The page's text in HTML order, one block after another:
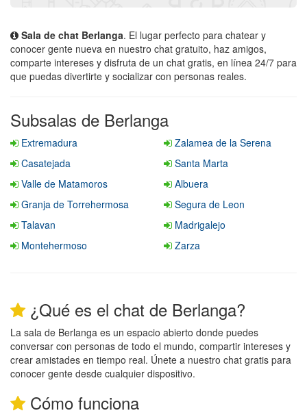
Sala de chat Berlanga. El lugar perfecto para chatear y
conocer gente nueva en nuestro chat gratuito, haz amigos,
comparte intereses y disfruta de un chat gratis, en línea 24/7 para
que puedas divertirte y socializar con personas reales.
Subsalas de Berlanga
Extremadura
Zalamea de la Serena
Casatejada
Santa Marta
Valle de Matamoros
Albuera
Granja de Torrehermosa
Segura de Leon
Talavan
Madrigalejo
Montehermoso
Zarza
¿Qué es el chat de Berlanga?
La sala de Berlanga es un espacio abierto donde puedes
conversar con personas de todo el mundo, compartir intereses y
crear amistades en tiempo real. Únete a nuestro chat gratis para
conocer gente desde cualquier dispositivo.
Cómo funciona